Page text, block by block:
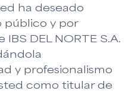
ha deseado
público y por
DEL NORTE S.A.
y profesionalismo
como titular de